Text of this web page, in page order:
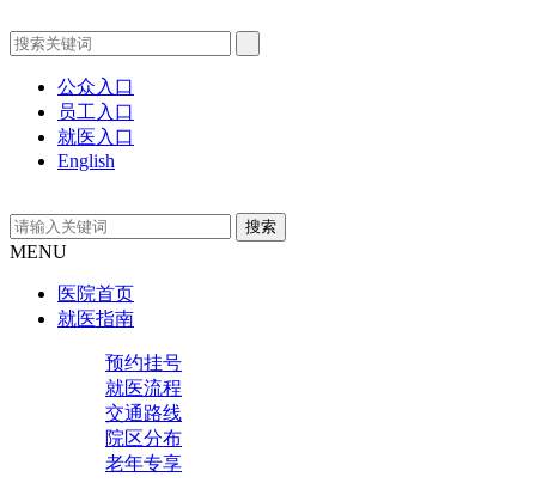
公众入口
员工入口
就医入口
English
MENU
医院首页
就医指南
预约挂号
就医流程
交通路线
院区分布
老年专享